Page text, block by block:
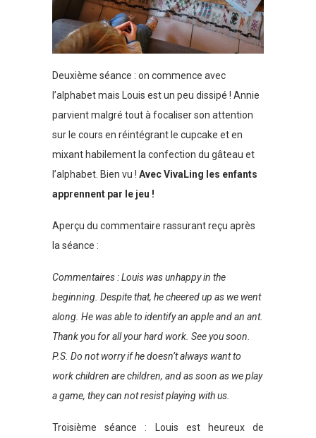
Deuxième séance : on commence avec
l’alphabet mais Louis est un peu dissipé ! Annie
parvient malgré tout à focaliser son attention
sur le cours en réintégrant le cupcake et en
mixant habilement la confection du gâteau et
l’alphabet. Bien vu ! Avec VivaLing les enfants
apprennent par le jeu !
Aperçu du commentaire rassurant reçu après
la séance :
Commentaires : Louis was unhappy in the
beginning. Despite that, he cheered up as we went
along. He was able to identify an apple and an ant.
Thank you for all your hard work. See you soon.
P.S. Do not worry if he doesn’t always want to
work children are children, and as soon as we play
a game, they can not resist playing with us.
Troisième séance : Louis est heureux de